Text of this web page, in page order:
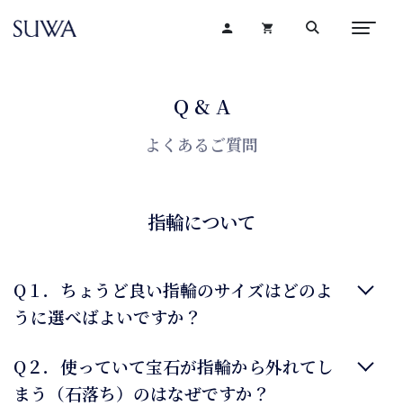
Q & A
よくあるご質問
指輪について
Q１．ちょうど良い指輪のサイズはどのよ
うに選べばよいですか？
Q２．使っていて宝石が指輪から外れてし
まう（石落ち）のはなぜですか？